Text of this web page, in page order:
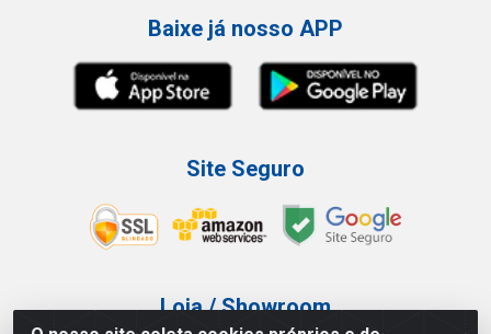
Baixe já nosso APP
Site Seguro
Loja / Showroom